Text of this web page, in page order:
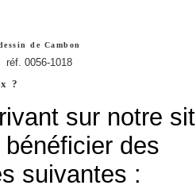
de Cambon
réf. 0056-1018
?
sur notre
des
suivantes :